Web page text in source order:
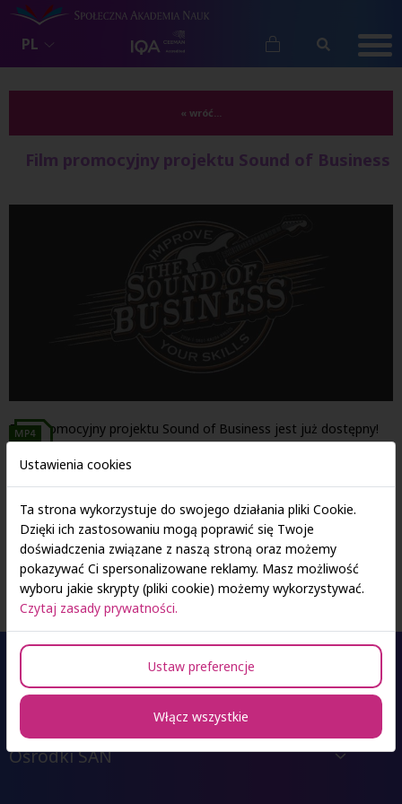
PL
« wróć...
Film promocyjny projektu Sound of Business
Film promocyjny projektu Sound of Business jest już dostępny!
Serdecznie zapraszamy do oglądania i dzielenia się nim na
mediach społecznościowych!
Promo video SOB
Oferta studiów
Ośrodki SAN
Ustawienia cookies
Ta strona wykorzystuje do swojego działania pliki Cookie.
Dzięki ich zastosowaniu mogą poprawić się Twoje
doświadczenia związane z naszą stroną oraz możemy
pokazywać Ci spersonalizowane reklamy. Masz możliwość
wyboru jakie skrypty (pliki cookie) możemy wykorzystywać.
Czytaj zasady prywatności.
Ustaw preferencje
Włącz wszystkie